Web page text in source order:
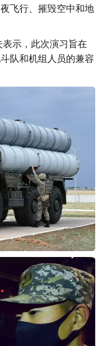
飞行、摧毁空中和地
示，此次演习旨在
队和机组人员的兼容